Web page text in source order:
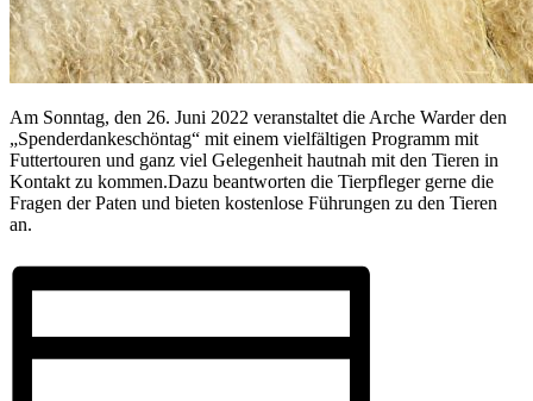
Am Sonntag, den 26. Juni 2022 veranstaltet die Arche Warder den
„Spenderdankeschöntag“ mit einem vielfältigen Programm mit
Futtertouren und ganz viel Gelegenheit hautnah mit den Tieren in
Kontakt zu kommen.Dazu beantworten die Tierpfleger gerne die
Fragen der Paten und bieten kostenlose Führungen zu den Tieren
an.